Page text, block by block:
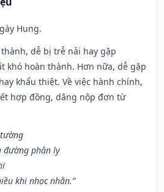
Hung.
dễ bị trễ nải hay gặp
khó hoàn thành. Hơn nữa, dễ gặp
khẩu thiệt. Về việc hành chính,
hợp đồng, dâng nộp đơn từ
đường phân ly
khi nhọc nhằn.”